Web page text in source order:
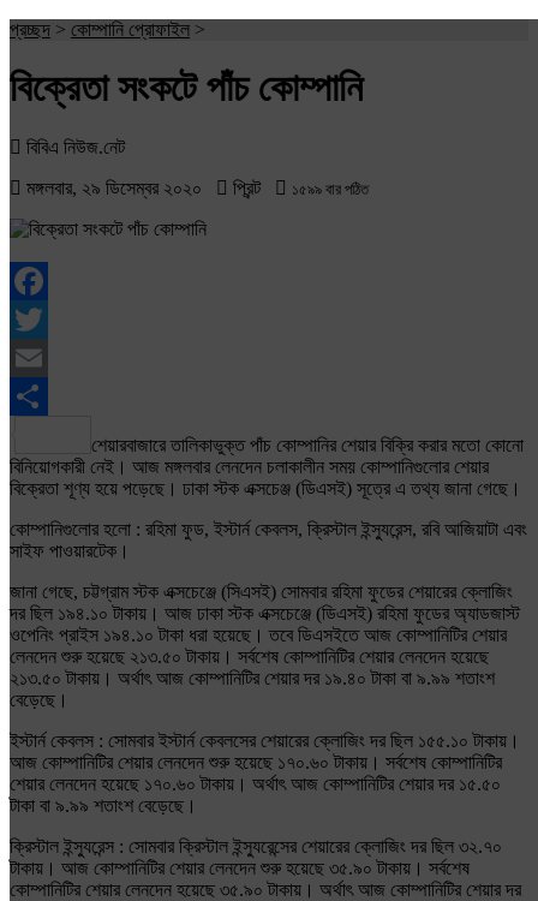
প্রচ্ছদ > কোম্পানি প্রোফাইল >
বিক্রেতা সংকটে পাঁচ কোম্পানি
বিবিএ নিউজ.নেট
মঙ্গলবার, ২৯ ডিসেম্বর ২০২০
প্রিন্ট ১৫৯৯ বার পঠিত
Facebook
Twitter
Email
শেয়ারবাজারে তালিকাভুক্ত পাঁচ কোম্পানির শেয়ার বিক্রি করার মতো কোনো
বিনিয়োগকারী নেই। আজ মঙ্গলবার লেনদেন চলাকালীন সময় কোম্পানিগুলোর শেয়ার
বিক্রেতা শূণ্য হয়ে পড়েছে। ঢাকা স্টক এক্সচেঞ্জ (ডিএসই) সূত্রে এ তথ্য জানা গেছে।
কোম্পানিগুলোর হলো : রহিমা ফুড, ইস্টার্ন কেবলস, ক্রিস্টাল ইন্স্যুরেন্স, রবি আজিয়াটা এবং
সাইফ পাওয়ারটেক।
জানা গেছে, চট্টগ্রাম স্টক এক্সচেঞ্জে (সিএসই) সোমবার রহিমা ফুডের শেয়ারের ক্লোজিং
দর ছিল ১৯৪.১০ টাকায়। আজ ঢাকা স্টক এক্সচেঞ্জে (ডিএসই) রহিমা ফুডের অ্যাডজাস্ট
ওপেনিং প্রাইস ১৯৪.১০ টাকা ধরা হয়েছে। তবে ডিএসইতে আজ কোম্পানিটির শেয়ার
লেনদেন শুরু হয়েছে ২১৩.৫০ টাকায়। সর্বশেষ কোম্পানিটির শেয়ার লেনদেন হয়েছে
২১৩.৫০ টাকায়। অর্থাৎ আজ কোম্পানিটির শেয়ার দর ১৯.৪০ টাকা বা ৯.৯৯ শতাংশ
বেড়েছে।
ইস্টার্ন কেবলস : সোমবার ইস্টার্ন কেবলসের শেয়ারের ক্লোজিং দর ছিল ১৫৫.১০ টাকায়।
আজ কোম্পানিটির শেয়ার লেনদেন শুরু হয়েছে ১৭০.৬০ টাকায়। সর্বশেষ কোম্পানিটির
শেয়ার লেনদেন হয়েছে ১৭০.৬০ টাকায়। অর্থাৎ আজ কোম্পানিটির শেয়ার দর ১৫.৫০
টাকা বা ৯.৯৯ শতাংশ বেড়েছে।
ক্রিস্টাল ইন্স্যুরেন্স : সোমবার ক্রিস্টাল ইন্স্যুরেন্সের শেয়ারের ক্লোজিং দর ছিল ৩২.৭০
টাকায়। আজ কোম্পানিটির শেয়ার লেনদেন শুরু হয়েছে ৩৫.৯০ টাকায়। সর্বশেষ
কোম্পানিটির শেয়ার লেনদেন হয়েছে ৩৫.৯০ টাকায়। অর্থাৎ আজ কোম্পানিটির শেয়ার দর